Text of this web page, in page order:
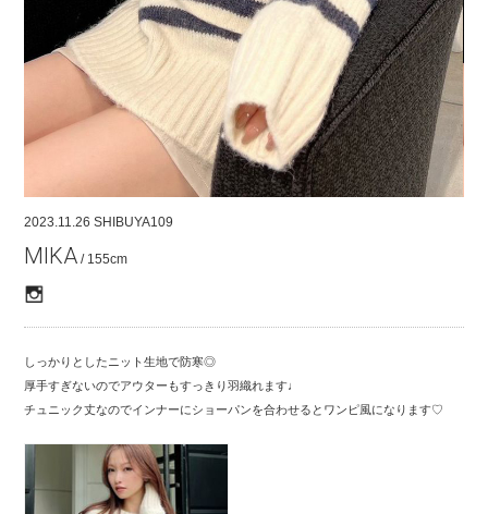
2023.11.26 SHIBUYA109
MIKA / 155cm
しっかりとしたニット生地で防寒◎
厚手すぎないのでアウターもすっきり羽織れます♩
チュニック丈なのでインナーにショーパンを合わせるとワンピ風になります♡
COMPANY
CONTACT
RECRUIT
FOR BUSINESS PARTNER